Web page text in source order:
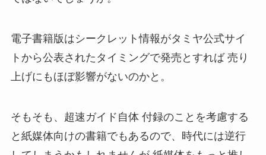
電子書籍版はシークレット情報がタミヤ公式サイ
トから公表されたタイミングで発売とすれば 売り
上げにもほぼ影響がないのかと。
そもそも、超速ガイド自体 付録のことを考慮する
と紙媒体向けの書籍でもあるので、時代には逆行